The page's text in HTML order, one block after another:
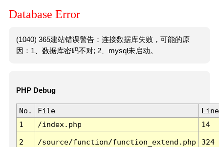
Database Error
(1040) 365建站错误警告：连接数据库失败，可能的原
因：1、数据库密码不对; 2、mysql未启动。
PHP Debug
No. File
Line
1
/index.php 14
2 /source/function/function_extend.php 324